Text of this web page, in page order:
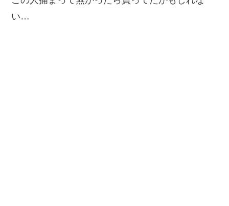
い…